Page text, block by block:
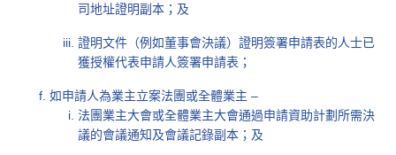
司地址證明副本；及
證明文件（例如董事會決議）證明簽署申請表的人士已
獲授權代表申請人簽署申請表；
如申請人為業主立案法團或全體業主 –
法團業主大會或全體業主大會通過申請資助計劃所需決
議的會議通知及會議記錄副本；及